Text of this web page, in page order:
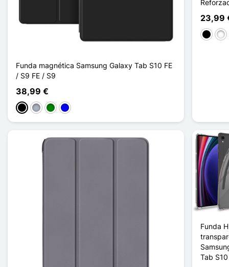
Funda magnética Samsung Galaxy Tab S10 FE
/ S9 FE / S9
38,99 €
NegroGris VerdeAzul
23,99
Negro
Funda
Tab